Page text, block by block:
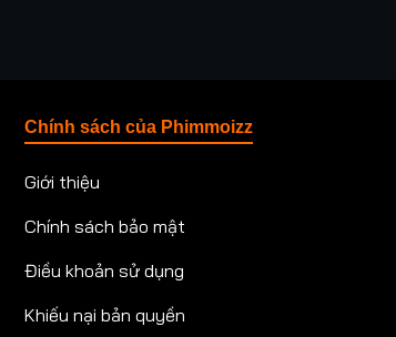
Chính sách của Phimmoizz
Giới thiệu
Chính sách bảo mật
Điều khoản sử dụng
Khiếu nại bản quyền